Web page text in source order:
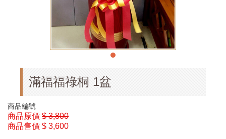
滿福福祿桐 1盆
商品編號
商品原價 $ 3,800
商品售價 $ 3,600